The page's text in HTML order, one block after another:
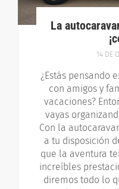
La
14 DE
¿Estás pensando
con amigos y
vacaciones?
vayas
Con la
a tu disposición
que la aventura
increíbles
diremos todo lo